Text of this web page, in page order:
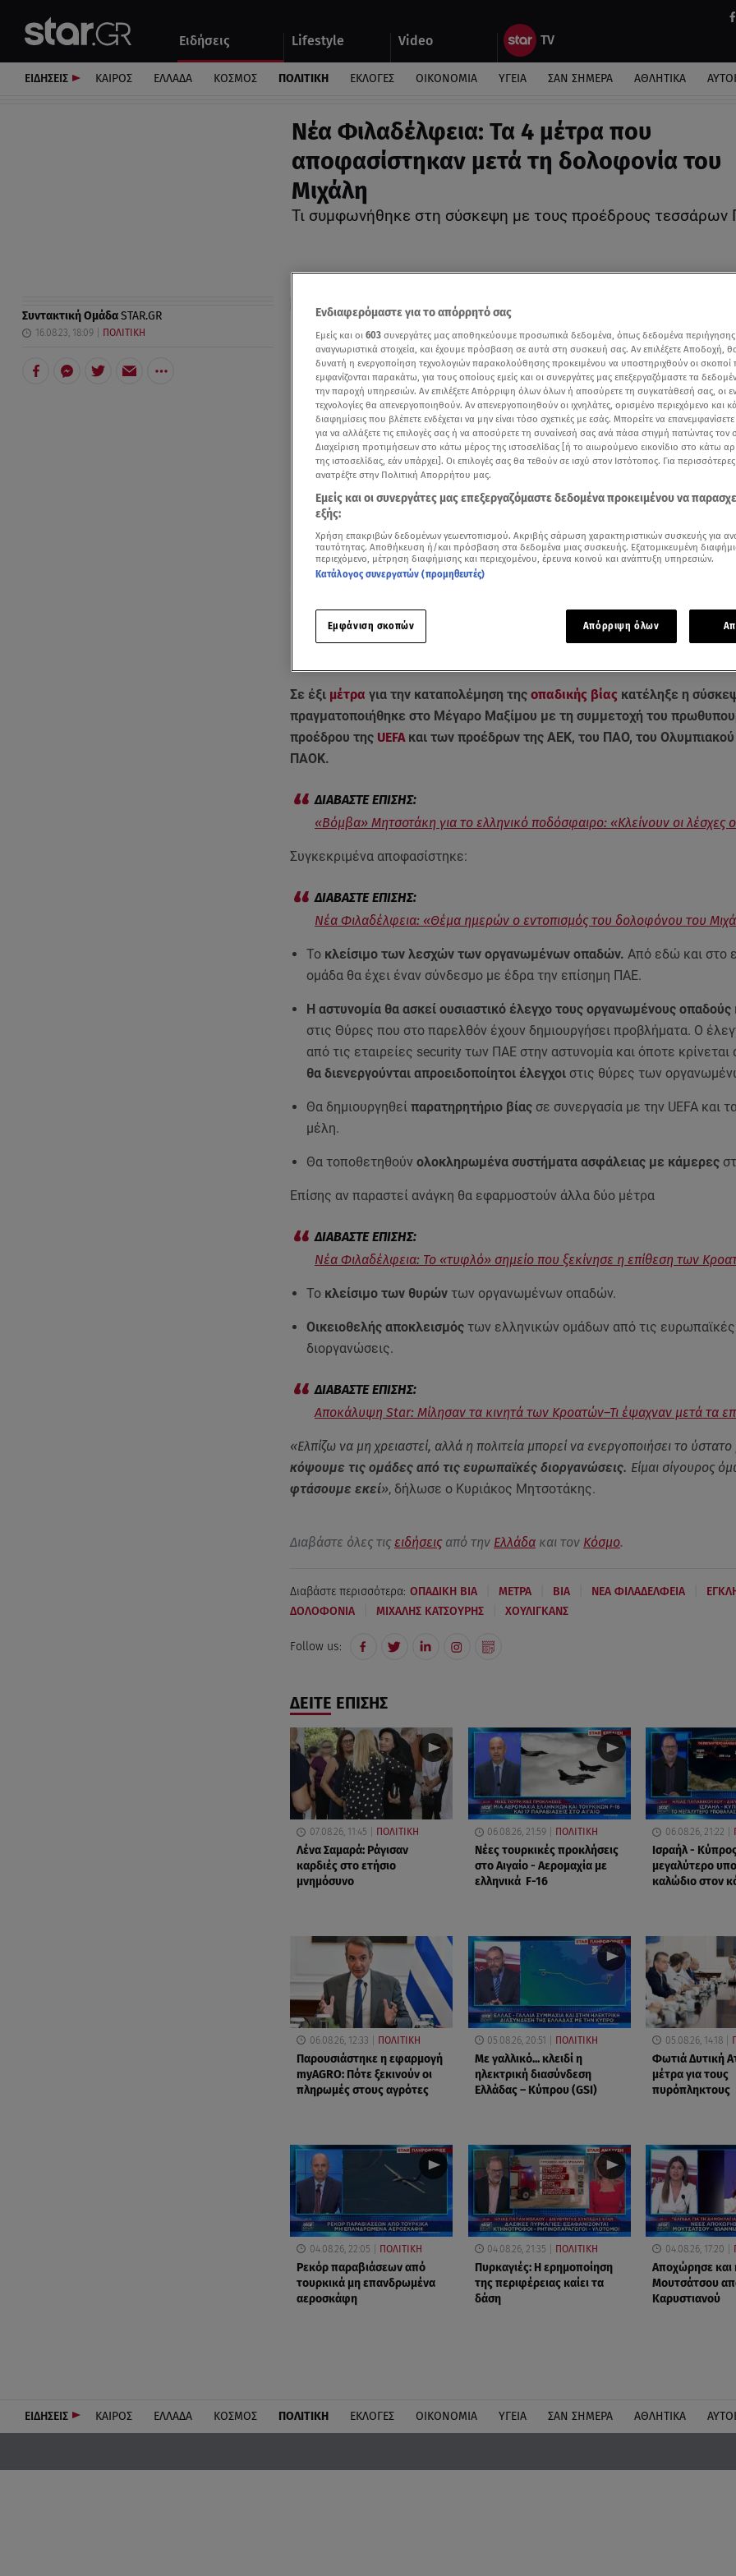
Ειδήσεις Lifestyle Video
Αυτοκίνητο
ΕΙΔΗΣΕΙΣ ΚΑΙΡΟΣ ΕΛΛΑΔΑ ΚΟΣΜΟΣ ΠΟΛΙΤΙΚΗ ΕΚΛΟΓΕΣ ΟΙΚΟΝΟΜΙΑ ΥΓΕΙΑ ΣΑΝ ΣΗΜΕΡΑ ΑΘΛΗΤΙΚΑ
Νέα Φιλαδέλφεια: Τα 4 μέτρα που
αποφασίστηκαν μετά τη δολοφονία του
Μιχάλη
Τι συμφωνήθηκε στη σύσκεψη με τους προέδρους τεσσάρων
Συντακτική ΟμάδαSTAR.GR
16.08.23, 18:09 ΠΟΛΙΤΙΚΗ
Δείτε περισσότερα άρθρα μας στα αποτελέσματα αναζήτησης
Add star.gr on Google
Σε έξι μέτρα για την καταπολέμηση της οπαδικής βίαςκατέληξε η
πραγματοποιήθηκε στο Μέγαρο Μαξίμου με τη συμμετοχή του
προέδρου της UEFA και των προέδρων της ΑΕΚ, του ΠΑΟ, του Ολυμπιακού
ΠΑΟΚ.
«Βόμβα» Μητσοτάκη για το ελληνικό ποδόσφαιρο: «Κλείνουν οι λέσχες
Συγκεκριμένα αποφασίστηκε:
Νέα Φιλαδέλφεια: «Θέμα ημερών ο εντοπισμός του δολοφόνου του
Το κλείσιμο των λεσχών των οργανωμένων οπαδών. Από εδώ και στο
ομάδα θα έχει έναν σύνδεσμο με έδρα την επίσημη ΠΑΕ.
Η αστυνομία θα ασκεί ουσιαστικό έλεγχο τους οργανωμένους οπαδούς
στις Θύρες που στο παρελθόν έχουν δημιουργήσει προβλήματα. Ο
από τις εταιρείες security των ΠΑΕ στην αστυνομία και όποτε κρίνεται
θα διενεργούνται απροειδοποίητοι έλεγχοι στις θύρες των
Θα δημιουργηθεί παρατηρητήριο βίας σε συνεργασία με την UEFA και
μέλη.
Θα τοποθετηθούν ολοκληρωμένα συστήματα ασφάλειας με κάμερες
Επίσης αν παραστεί ανάγκη θα εφαρμοστούν άλλα δύο μέτρα
Νέα Φιλαδέλφεια: Το «τυφλό» σημείο που ξεκίνησε η επίθεση των
Τοκλείσιμο των θυρώντων οργανωμένων οπαδών.
Οικειοθελής αποκλεισμός των ελληνικών ομάδων από τις ευρωπαϊκές
διοργανώσεις.
Αποκάλυψη Star: Μίλησαν τα κινητά των Κροατών–Τι έψαχναν μετά τα
«Ελπίζω να μη χρειαστεί, αλλά η πολιτεία μπορεί να ενεργοποιήσει το
κόψουμε τις ομάδες από τις ευρωπαϊκές διοργανώσεις. Είμαι σίγουρος
φτάσουμε εκεί», δήλωσε ο Κυριάκος Μητσοτάκης.
Διαβάστε όλες τις ειδήσειςαπό την Ελλάδακαι τον Κόσμο.
Διαβάστε περισσότερα: ΟΠΑΔΙΚΗ ΒΙΑ ΜΕΤΡΑ ΒΙΑ ΝΕΑ ΦΙΛΑΔΕΛΦΕΙΑ
ΔΟΛΟΦΟΝΙΑ ΜΙΧΑΛΗΣ ΚΑΤΣΟΥΡΗΣ ΧΟΥΛΙΓΚΑΝΣ
Follow us:
ΔΕΙΤΕ ΕΠΙΣΗΣ
07.08.26, 11:45 ΠΟΛΙΤΙΚΗ
Λένα Σαμαρά: Ράγισαν
καρδιές στο ετήσιο
μνημόσυνο
06.08.26, 21:59 ΠΟΛΙΤΙΚΗ
Νέες τουρκικές προκλήσεις
στο Αιγαίο - Αερομαχία με
ελληνικά F-16
06.08.26, 21:22
Ισραήλ -
μεγαλύτερο
καλώδιο στον
06.08.26, 12:33 ΠΟΛΙΤΙΚΗ
Παρουσιάστηκε η εφαρμογή
myAGRO: Πότε ξεκινούν οι
πληρωμές στους αγρότες
05.08.26, 20:51 ΠΟΛΙΤΙΚΗ
Με γαλλικό... κλειδί η
ηλεκτρική διασύνδεση
Ελλάδας – Κύπρου (GSI)
05.08.26, 14:18
Φωτιά Δυτική
μέτρα για τους
πυρόπληκτους
04.08.26, 22:05 ΠΟΛΙΤΙΚΗ
Ρεκόρ παραβιάσεων από
τουρκικά μη επανδρωμένα
αεροσκάφη
04.08.26, 21:35 ΠΟΛΙΤΙΚΗ
Πυρκαγιές: Η ερημοποίηση
της περιφέρειας καίει τα
δάση
04.08.26, 17:20
Αποχώρησε και
Μουτσάτσου
Καρυστιανού
ΕΙΔΗΣΕΙΣ ΚΑΙΡΟΣ ΕΛΛΑΔΑ ΚΟΣΜΟΣ ΠΟΛΙΤΙΚΗ ΕΚΛΟΓΕΣ ΟΙΚΟΝΟΜΙΑ ΥΓΕΙΑ ΣΑΝ ΣΗΜΕΡΑ ΑΘΛΗΤΙΚΑ
Ενδιαφερόμαστε για το απόρρητό σας
Εμείς και οι 603 συνεργάτες μας αποθηκεύουμε προσωπικά δεδομένα, όπως δεδομένα
αναγνωριστικά στοιχεία, και έχουμε πρόσβαση σε αυτά στη συσκευή σας. Αν επιλέξετε Αποδοχή,
δυνατή η ενεργοποίηση τεχνολογιών παρακολούθησης προκειμένου να υποστηριχθούν οι σκοποί
εμφανίζονται παρακάτω, για τους οποίους εμείς και οι συνεργάτες μας επεξεργαζόμαστε τα
την παροχή υπηρεσιών. Αν επιλέξετε Απόρριψη όλων όλων ή αποσύρετε τη συγκατάθεσή σας, οι
τεχνολογίες θα απενεργοποιηθούν. Αν απενεργοποιηθούν οι ιχνηλάτες, ορισμένο περιεχόμενο και
διαφημίσεις που βλέπετε ενδέχεται να μην είναι τόσο σχετικές με εσάς. Μπορείτε να
για να αλλάξετε τις επιλογές σας ή να αποσύρετε τη συναίνεσή σας ανά πάσα στιγμή πατώντας τον
Διαχείριση προτιμήσεων στο κάτω μέρος της ιστοσελίδας [ή το αιωρούμενο εικονίδιο στο κάτω
της ιστοσελίδας, εάν υπάρχει]. Οι επιλογές σας θα τεθούν σε ισχύ στον Ιστότοπος. Για
ανατρέξτε στην Πολιτική Απορρήτου μας.
Εμείς και οι συνεργάτες μας επεξεργαζόμαστε δεδομένα προκειμένου να
εξής:
Χρήση επακριβών δεδομένων γεωεντοπισμού. Ακριβής σάρωση χαρακτηριστικών συσκευής για
ταυτότητας. Αποθήκευση ή/και πρόσβαση στα δεδομένα μιας συσκευής. Εξατομικευμένη
περιεχόμενο, μέτρηση διαφήμισης και περιεχομένου, έρευνα κοινού και ανάπτυξη υπηρεσιών.
Κατάλογος συνεργατών (προμηθευτές)
Εμφάνιση σκοπών Απόρριψη όλων